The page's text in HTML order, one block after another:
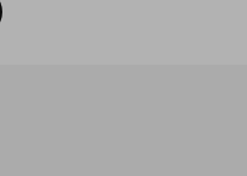
Back To Top